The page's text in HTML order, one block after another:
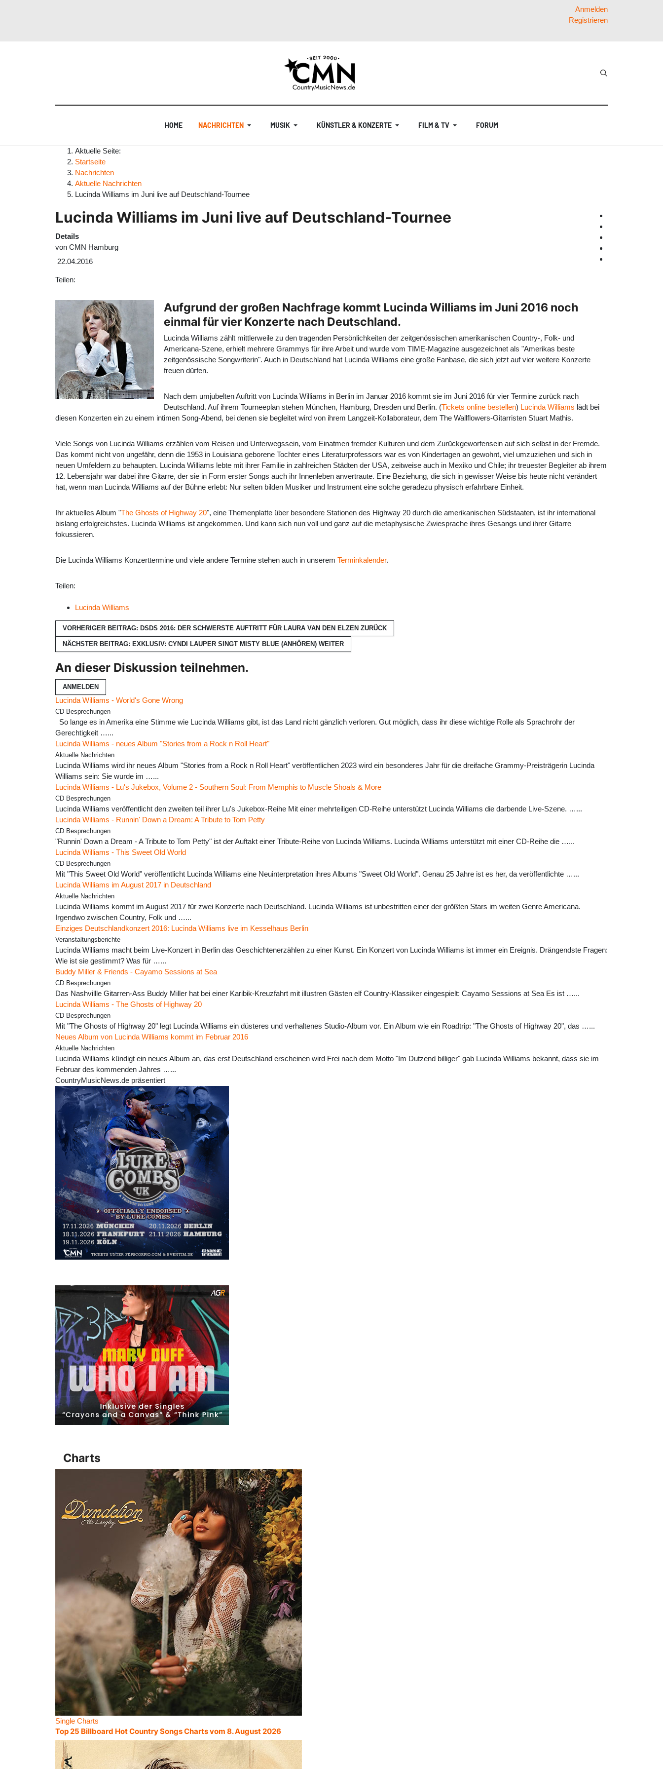
Anmelden
Registrieren
HOME NACHRICHTEN MUSIK KÜNSTLER & KONZERTE FILM & TV FORUM
Aktuelle Seite:
Startseite
Nachrichten
Aktuelle Nachrichten
Lucinda Williams im Juni live auf Deutschland-Tournee
Lucinda Williams im Juni live auf Deutschland-Tournee
Details
von CMN Hamburg
22.04.2016
Teilen:
Aufgrund der großen Nachfrage kommt Lucinda Williams im Juni 2016 noch
einmal für vier Konzerte nach Deutschland.
Lucinda Williams zählt mittlerweile zu den tragenden Persönlichkeiten der zeitgenössischen amerikanischen Country-, Folk- und
Americana-Szene, erhielt mehrere Grammys für ihre Arbeit und wurde vom TIME-Magazine ausgezeichnet als "Amerikas beste
zeitgenössische Songwriterin". Auch in Deutschland hat Lucinda Williams eine große Fanbase, die sich jetzt auf vier weitere Konzerte
freuen dürfen.
Nach dem umjubelten Auftritt von Lucinda Williams in Berlin im Januar 2016 kommt sie im Juni 2016 für vier Termine zurück nach
Deutschland. Auf ihrem Tourneeplan stehen München, Hamburg, Dresden und Berlin. (Tickets online bestellen) Lucinda Williams lädt bei
diesen Konzerten ein zu einem intimen Song-Abend, bei denen sie begleitet wird von ihrem Langzeit-Kollaborateur, dem The Wallflowers-Gitarristen Stuart Mathis.
Viele Songs von Lucinda Williams erzählen vom Reisen und Unterwegssein, vom Einatmen fremder Kulturen und dem Zurückgeworfensein auf sich selbst in der Fremde.
Das kommt nicht von ungefähr, denn die 1953 in Louisiana geborene Tochter eines Literaturprofessors war es von Kindertagen an gewohnt, viel umzuziehen und sich in
neuen Umfeldern zu behaupten. Lucinda Williams lebte mit ihrer Familie in zahlreichen Städten der USA, zeitweise auch in Mexiko und Chile; ihr treuester Begleiter ab ihrem
12. Lebensjahr war dabei ihre Gitarre, der sie in Form erster Songs auch ihr Innenleben anvertraute. Eine Beziehung, die sich in gewisser Weise bis heute nicht verändert
hat, wenn man Lucinda Williams auf der Bühne erlebt: Nur selten bilden Musiker und Instrument eine solche geradezu physisch erfahrbare Einheit.
Ihr aktuelles Album "The Ghosts of Highway 20", eine Themenplatte über besondere Stationen des Highway 20 durch die amerikanischen Südstaaten, ist ihr international
bislang erfolgreichstes. Lucinda Williams ist angekommen. Und kann sich nun voll und ganz auf die metaphysische Zwiesprache ihres Gesangs und ihrer Gitarre
fokussieren.
Die Lucinda Williams Konzerttermine und viele andere Termine stehen auch in unserem Terminkalender.
Teilen:
Lucinda Williams
VORHERIGER BEITRAG: DSDS 2016: DER SCHWERSTE AUFTRITT FÜR LAURA VAN DEN ELZEN ZURÜCK
NÄCHSTER BEITRAG: EXKLUSIV: CYNDI LAUPER SINGT MISTY BLUE (ANHÖREN) WEITER
An dieser Diskussion teilnehmen.
ANMELDEN
Lucinda Williams - World's Gone Wrong
CD Besprechungen
So lange es in Amerika eine Stimme wie Lucinda Williams gibt, ist das Land nicht gänzlich verloren. Gut möglich, dass ihr diese wichtige Rolle als Sprachrohr der
Gerechtigkeit …...
Lucinda Williams - neues Album "Stories from a Rock n Roll Heart"
Aktuelle Nachrichten
Lucinda Williams wird ihr neues Album "Stories from a Rock n Roll Heart" veröffentlichen 2023 wird ein besonderes Jahr für die dreifache Grammy-Preisträgerin Lucinda
Williams sein: Sie wurde im …...
Lucinda Williams - Lu's Jukebox, Volume 2 - Southern Soul: From Memphis to Muscle Shoals & More
CD Besprechungen
Lucinda Williams veröffentlicht den zweiten teil ihrer Lu's Jukebox-Reihe Mit einer mehrteiligen CD-Reihe unterstützt Lucinda Williams die darbende Live-Szene. …...
Lucinda Williams - Runnin' Down a Dream: A Tribute to Tom Petty
CD Besprechungen
"Runnin' Down a Dream - A Tribute to Tom Petty" ist der Auftakt einer Tribute-Reihe von Lucinda Williams. Lucinda Williams unterstützt mit einer CD-Reihe die …...
Lucinda Williams - This Sweet Old World
CD Besprechungen
Mit "This Sweet Old World" veröffentlicht Lucinda Williams eine Neuinterpretation ihres Albums "Sweet Old World". Genau 25 Jahre ist es her, da veröffentlichte …...
Lucinda Williams im August 2017 in Deutschland
Aktuelle Nachrichten
Lucinda Williams kommt im August 2017 für zwei Konzerte nach Deutschland. Lucinda Williams ist unbestritten einer der größten Stars im weiten Genre Americana.
Irgendwo zwischen Country, Folk und …...
Einziges Deutschlandkonzert 2016: Lucinda Williams live im Kesselhaus Berlin
Veranstaltungsberichte
Lucinda Williams macht beim Live-Konzert in Berlin das Geschichtenerzählen zu einer Kunst. Ein Konzert von Lucinda Williams ist immer ein Ereignis. Drängendste Fragen:
Wie ist sie gestimmt? Was für …...
Buddy Miller & Friends - Cayamo Sessions at Sea
CD Besprechungen
Das Nashvillle Gitarren-Ass Buddy Miller hat bei einer Karibik-Kreuzfahrt mit illustren Gästen elf Country-Klassiker eingespielt: Cayamo Sessions at Sea Es ist …...
Lucinda Williams - The Ghosts of Highway 20
CD Besprechungen
Mit "The Ghosts of Highway 20" legt Lucinda Williams ein düsteres und verhaltenes Studio-Album vor. Ein Album wie ein Roadtrip: "The Ghosts of Highway 20", das …...
Neues Album von Lucinda Williams kommt im Februar 2016
Aktuelle Nachrichten
Lucinda Williams kündigt ein neues Album an, das erst Deutschland erscheinen wird Frei nach dem Motto "Im Dutzend billiger" gab Lucinda Williams bekannt, dass sie im
Februar des kommenden Jahres …...
CountryMusicNews.de präsentiert
Charts
Single Charts
Top 25 Billboard Hot Country Songs Charts vom 8. August 2026